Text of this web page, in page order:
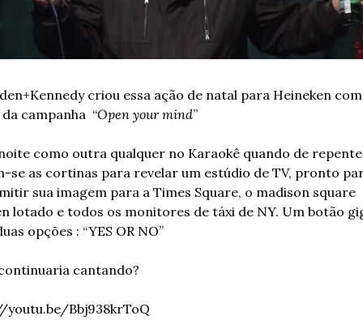
criou essa ação de natal para Heineken
campanha  “Open your mind”
como outra qualquer no Karaokê quando de repente
se as cortinas para revelar um estúdio de TV, pronto
sua imagem para a Times Square, o madison square
lotado e todos os monitores de táxi de NY. Um botão
opções : “YES OR NO”
cantando?
Bbj938krToQ